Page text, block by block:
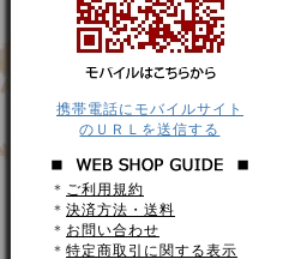
携帯電話にモバイルサイト
のＵＲＬを送信する
＊ ご利用規約
＊ 決済方法・送料
＊ お問い合わせ
＊ 特定商取引に関する表示